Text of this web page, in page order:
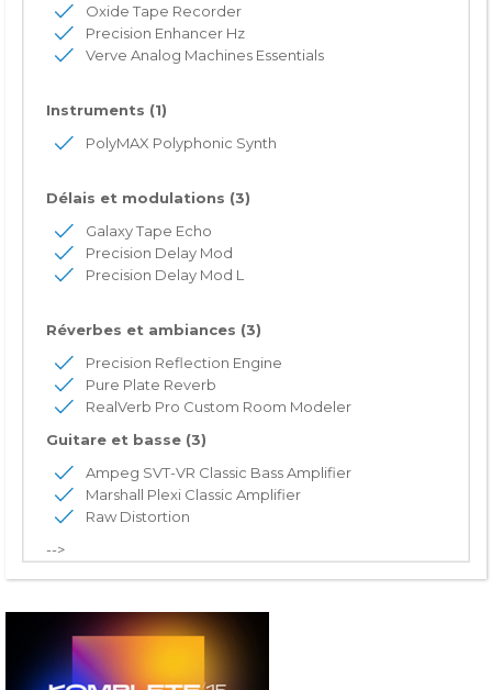
Oxide Tape Recorder
Precision Enhancer Hz
Verve Analog Machines Essentials
Instruments (1)
PolyMAX Polyphonic Synth
Délais et modulations (3)
Galaxy Tape Echo
Precision Delay Mod
Precision Delay Mod L
Réverbes et ambiances (3)
Precision Reflection Engine
Pure Plate Reverb
RealVerb Pro Custom Room Modeler
Guitare et basse (3)
Ampeg SVT-VR Classic Bass Amplifier
Marshall Plexi Classic Amplifier
Raw Distortion
-->